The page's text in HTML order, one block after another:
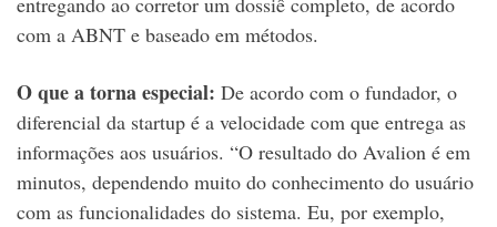
com a ABNT e baseado em métodos.
O que a torna especial: De acordo com o fundador, o
diferencial da startup é a velocidade com que entrega as
informações aos usuários. “O resultado do Avalion é em
minutos, dependendo muito do conhecimento do usuário
com as funcionalidades do sistema. Eu, por exemplo,